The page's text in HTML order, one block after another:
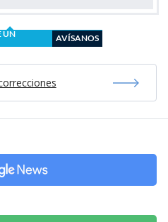
UN
AVÍSANOS